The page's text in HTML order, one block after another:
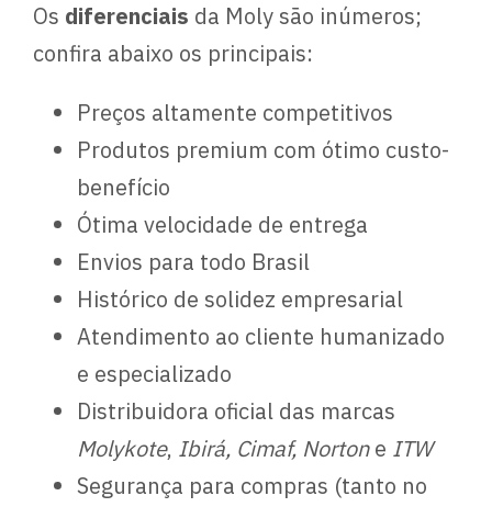
Os diferenciais da Moly são inúmeros;
confira abaixo os principais:
Preços altamente competitivos
Produtos premium com ótimo custo-
benefício
Ótima velocidade de entrega
Envios para todo Brasil
Histórico de solidez empresarial
Atendimento ao cliente humanizado
e especializado
Distribuidora oficial das marcas
Molykote, Ibirá, Cimaf, Nortone ITW
Segurança para compras (tanto no